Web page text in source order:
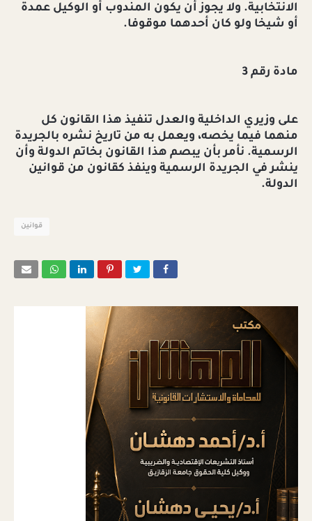
الانتخابية. ولا يجوز أن يكون المندوب أو الوكيل عمدة
أو شيخا ولو كان أحدهما موقوفا.
مادة رقم 3
على وزيري الداخلية والعدل تنفيذ هذا القانون كل
منهما فيما يخصه، ويعمل به من تاريخ نشره بالجريدة
الرسمية. نأمر بأن يبصم هذا القانون بخاتم الدولة وأن
ينشر في الجريدة الرسمية وينفذ كقانون من قوانين
الدولة.
قوانين